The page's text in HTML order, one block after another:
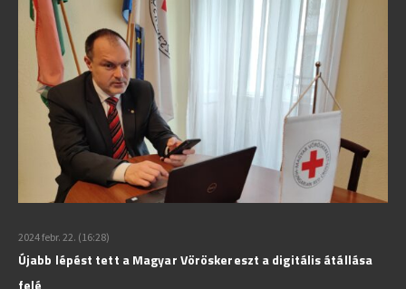
2024 febr. 22. (16:28)
Újabb lépést tett a Magyar Vöröskereszt a digitális átállása
felé